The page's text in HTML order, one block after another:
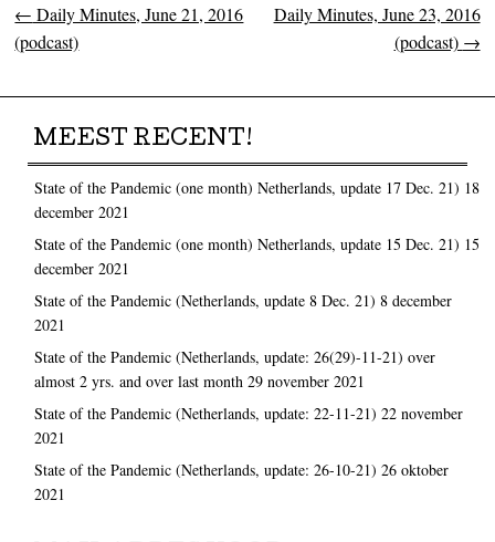
Post navigation
← Daily Minutes, June 21, 2016
(podcast)
Daily Minutes, June 23, 2016
(podcast) →
MEEST RECENT!
State of the Pandemic (one month) Netherlands, update 17 Dec. 21) 18
december 2021
State of the Pandemic (one month) Netherlands, update 15 Dec. 21) 15
december 2021
State of the Pandemic (Netherlands, update 8 Dec. 21) 8 december
2021
State of the Pandemic (Netherlands, update: 26(29)-11-21) over
almost 2 yrs. and over last month 29 november 2021
State of the Pandemic (Netherlands, update: 22-11-21) 22 november
2021
State of the Pandemic (Netherlands, update: 26-10-21) 26 oktober
2021